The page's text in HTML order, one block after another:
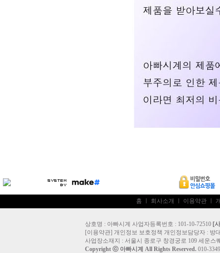
홈 회사소개 이용약관
상호명 : 아빠시계 사업자등록번호 : 101-10-72510 [
[이용약관] 개인정보 보호정책 개인정보담당자 : 방
사업장소재지 : 서울시 종로구 창경궁로 109 세운스
Copyright ⓒ 아빠시계 All Rights Reserved. 010-